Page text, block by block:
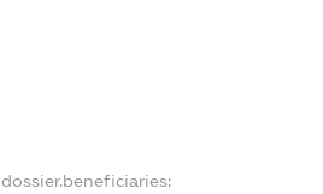
dossier.beneficiaries: